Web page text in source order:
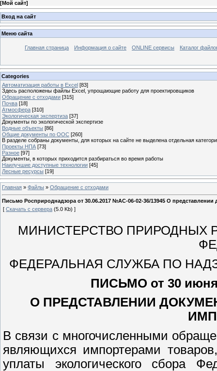
[Мой сайт]
Вход на сайт
Меню сайта
Главная страница Информация о сайте ONLINE сервисы Каталог
Categories
Автоматизация работы в Excel [83]
Здесь расположены файлы Excel, упрощающие работу для проектировщиков
Обращение с отходами [315]
Почва [18]
Атмосфера [310]
Экологическая экспертиза [37]
Документы по экологической экспертизе
Водные объекты [86]
Общие документы по ООС [260]
В разделе собраны документы, для которых на сайте не выделена отдельная
Проекты НПА [73]
Разное [97]
Документы, в которых приходится разбираться во время работы
Наилучшие доступные технологии [45]
Лесные ресурсы [19]
Главная » Файлы » Обращение с отходами
Письмо Росприроднадзора от 30.06.2017 №АС-06-02-36/13945 О
[ Скачать с сервера (5.0 Kb) ]
МИНИСТЕРСТВО ПРИРОДНЫХ
ФЕДЕРАЛЬНАЯ СЛУЖБА ПО
ПИСЬМО от 30
О ПРЕДСТАВЛЕНИИ
В связи с многочисленными
являющихся импортерами
уплаты экологического сбора